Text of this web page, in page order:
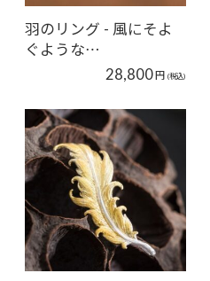
羽のリング - 風にそよ
ぐような…
28,800円 (税込)